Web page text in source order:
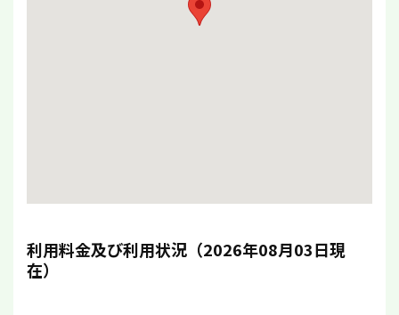
利用料金及び利用状況（2026年08月03日現
在）